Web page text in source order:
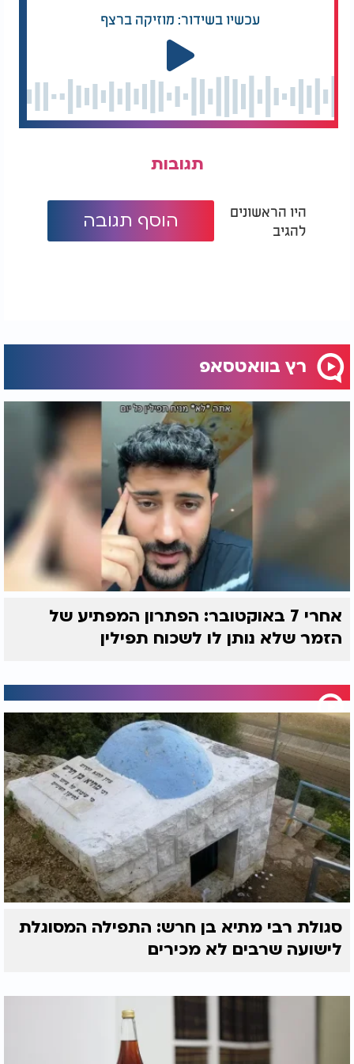
עכשיו בשידור: מוזיקה ברצף
תגובות
היו הראשונים
להגיב
הוסף תגובה
רץ בוואטסאפ
אחרי 7 באוקטובר: הפתרון המפתיע של
הזמר שלא נותן לו לשכוח תפילין
סגולת רבי מתיא בן חרש: התפילה המסוגלת
לישועה שרבים לא מכירים